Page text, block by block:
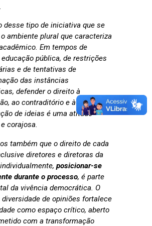
desse tipo de iniciativa que se
ambiente plural que caracteriza
Em tempos de
pública, de restrições
e de tentativas de
das instâncias
defender o direito à
ao contraditório e à livre
de ideias é uma atitude
corajosa.
também que o direito de cada
diretores e diretoras da
posicionar-se
durante o processo, é parte
da vivência democrática. O
de opiniões fortalece
como espaço crítico, aberto
com a transformação